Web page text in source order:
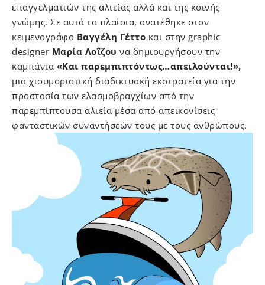
επαγγελματιών της αλιείας αλλά και της κοινής
γνώμης. Σε αυτά τα πλαίσια, ανατέθηκε στον
κειμενογράφο Βαγγέλη Γέττο και στην graphic
designer Μαρία Λοΐζου να δημιουργήσουν την
καμπάνια «Και παρεμπιπτόντως…απειλούνται!»,
μια χιουμοριστική διαδικτυακή εκστρατεία για την
προστασία των ελασμοβραγχίων από την
παρεμπίπτουσα αλιεία μέσα από απεικονίσεις
φανταστικών συναντήσεών τους με τους ανθρώπους.